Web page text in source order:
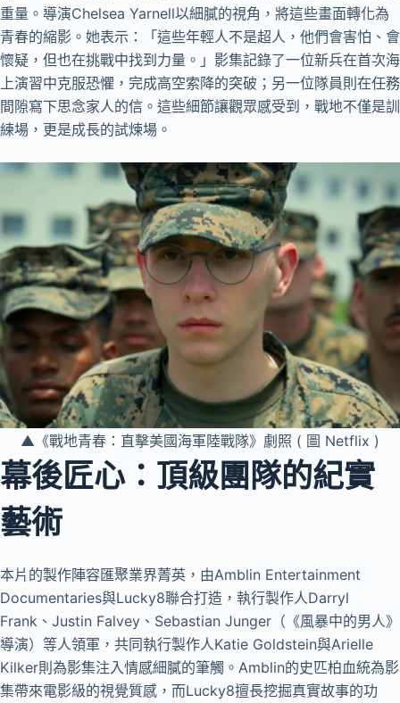
重量。導演Chelsea Yarnell以細膩的視角，將這些畫面轉化為
青春的縮影。她表示：「這些年輕人不是超人，他們會害怕、會
懷疑，但也在挑戰中找到力量。」影集記錄了一位新兵在首次海
上演習中克服恐懼，完成高空索降的突破；另一位隊員則在任務
間隙寫下思念家人的信。這些細節讓觀眾感受到，戰地不僅是訓
練場，更是成長的試煉場。
▲《戰地青春：直擊美國海軍陸戰隊》劇照 ( 圖 Netflix )
幕後匠心：頂級團隊的紀實
藝術
本片的製作陣容匯聚業界菁英，由Amblin Entertainment
Documentaries與Lucky8聯合打造，執行製作人Darryl
Frank、Justin Falvey、Sebastian Junger（《風暴中的男人》
導演）等人領軍，共同執行製作人Katie Goldstein與Arielle
Kilker則為影集注入情感細膩的筆觸。Amblin的史匹柏血統為影
集帶來電影級的視覺質感，而Lucky8擅長挖掘真實故事的功